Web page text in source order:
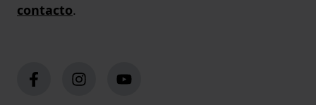
contacto.